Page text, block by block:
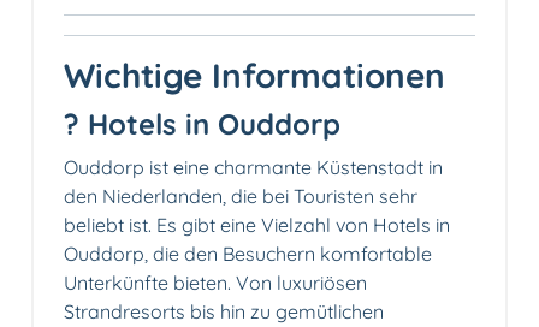
Wichtige Informationen
? Hotels in Ouddorp
Ouddorp ist eine charmante Küstenstadt in
den Niederlanden, die bei Touristen sehr
beliebt ist. Es gibt eine Vielzahl von Hotels in
Ouddorp, die den Besuchern komfortable
Unterkünfte bieten. Von luxuriösen
Strandresorts bis hin zu gemütlichen